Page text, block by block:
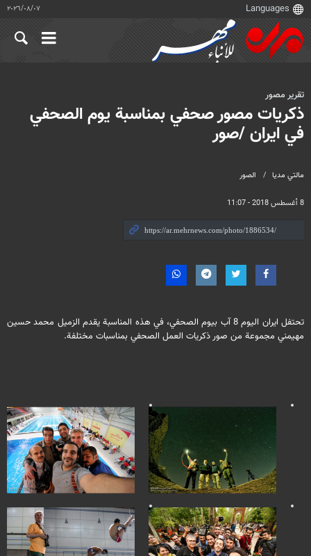
٠٧‏/٠٨‏/٢٠٢٦
مالتي مدیا الصور
8 أغسطس 2018 - 11:07
تقرير مصور
ذكريات مصور صحفي بمناسبة يوم الصحفي
في ايران /صور
تحتفل ايران اليوم 8 آب بيوم الصحفي، في هذه المناسبة يقدم الزميل محمد حسين
مهيمني مجموعة من صور ذكريات العمل الصحفي بمناسبات مختلفة.